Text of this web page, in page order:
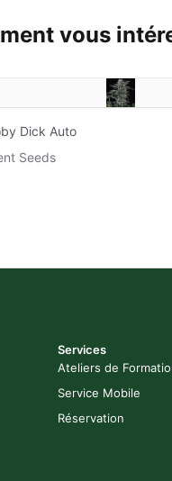
vous
Dick Auto
Seeds
Services
Ateliers de
Service Mobile
Réservation